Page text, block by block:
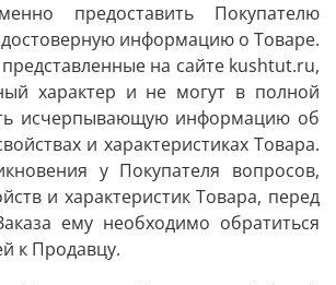
предоставить Покупателю
информацию о Товаре.
на сайте kushtut.ru,
характер и не могут в полной
исчерпывающую информацию об
и характеристиках Товара.
у Покупателя вопросов,
и характеристик Товара, перед
ему необходимо обратиться
к Продавцу.